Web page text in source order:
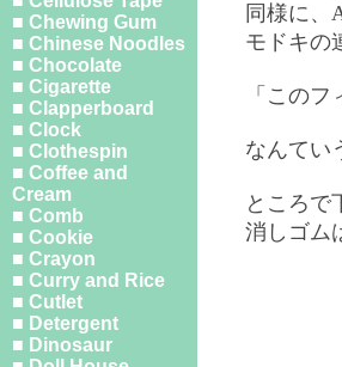
■ Chewing Gum
■ Chinese Noodles
■ Chocolate
■ Cigarette
■ Clapperboard
■ Clock
■ Clothespin
■ Coffee and
Cream
■ Comb
■ Cookie
■ Crayon
■ Curry and Rice
■ Cutlet
■ Detergent
■ Dinosaur
同様に、
モドキの
「この
なんてい
ところで
消しゴム